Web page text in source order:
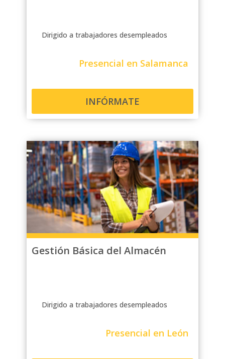
Dirigido a trabajadores desempleados
Presencial en Salamanca
INFÓRMATE
Gestión Básica del Almacén
Dirigido a trabajadores desempleados
Presencial en León